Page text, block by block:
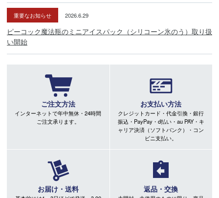
重要なお知らせ 2026.6.29
ピーコック魔法瓶のミニアイスパック（シリコーン氷のう）取り扱
い開始
ご注文方法
インターネットで年中無休・24時間
ご注文承ります。
お支払い方法
クレジットカード・代金引換・銀行
振込・PayPay・d払い・au PAY・キ
ャリア決済（ソフトバンク）・コン
ビニ支払い。
お届け・送料 返品・交換